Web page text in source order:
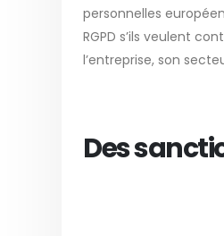
personnelles
RGPD s’ils veulent
l’entreprise, son
Des